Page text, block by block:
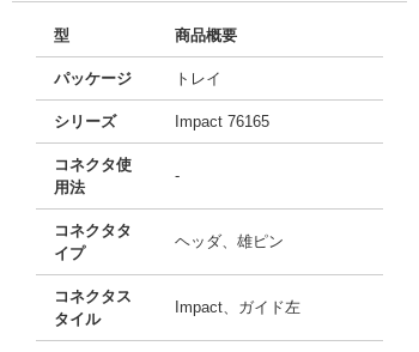
型 商品概要
パッケージ トレイ
シリーズ Impact 76165
コネクタ使
用法
-
コネクタタ
イプ
ヘッダ、雄ピン
コネクタス
タイル
Impact、ガイド左